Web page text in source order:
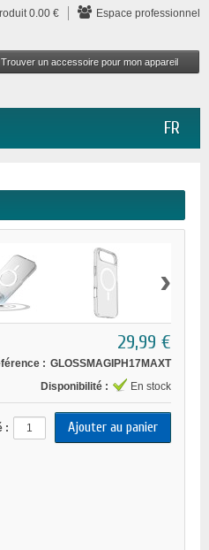
0.00 € Espace professionnel
FR
›
29,99 €
: GLOSSMAGIPH17MAXT
Disponibilité :
En stock
: